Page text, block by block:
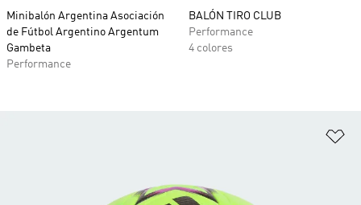
Minibalón Argentina Asociación
de Fútbol Argentino Argentum
Gambeta
Performance
BALÓN TIRO CLUB
Performance
4 colores